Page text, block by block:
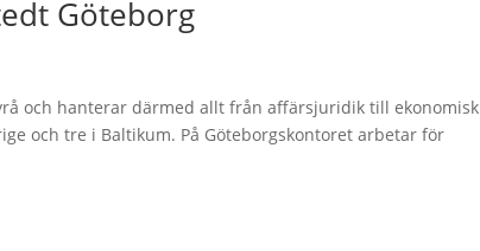
Göteborg
och hanterar därmed allt från affärsjuridik till ekonomisk
och tre i Baltikum. På Göteborgskontoret arbetar för